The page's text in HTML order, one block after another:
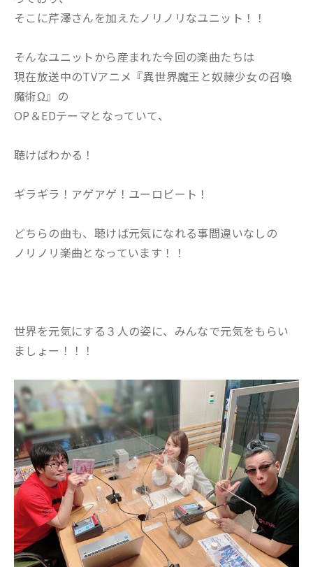
そこに芹澤さんを加えたノリノリなユニット！！
そんなユニットから産まれた今回の楽曲たちは
現在放送中のTVアニメ『異世界魔王と奴隷少女の召喚
魔術Ω』の
OP＆EDテーマとなっていて、
聴けばわかる！
ギラギラ！アゲアゲ！ユーロビート！
どちらの曲も、聴けば元気になれる事間違いなしの
ノリノリ楽曲となっています！！
世界を元気にする３人の姿に、みんなで元気をもらい
ましょー！！！